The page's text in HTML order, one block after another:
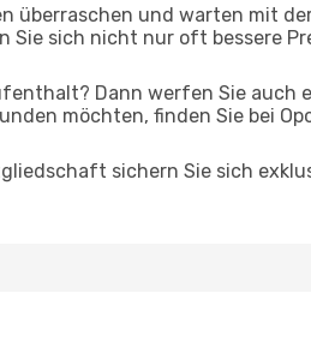
überraschen und warten mit
sich nicht nur oft bessere
Dann werfen Sie auch
möchten, finden Sie bei
sichern Sie sich